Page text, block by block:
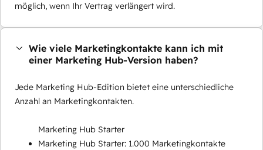
möglich, wenn Ihr Vertrag verlängert wird.
Wie viele Marketingkontakte kann ich mit
einer Marketing Hub-Version haben?
Jede Marketing Hub-Edition bietet eine unterschiedliche
Anzahl an Marketingkontakten.
Marketing Hub Starter
Marketing Hub Starter: 1.000 Marketingkontakte